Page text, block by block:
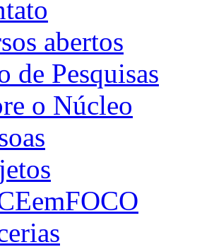
abertos
de Pesquisas
o Núcleo